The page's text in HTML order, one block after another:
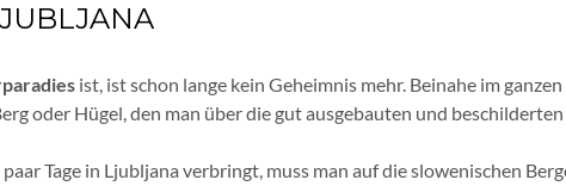
ist, ist schon lange kein Geheimnis mehr. Beinahe im ganzen
oder Hügel, den man über die gut ausgebauten und
Tage in Ljubljana verbringt, muss man auf die slowenischen